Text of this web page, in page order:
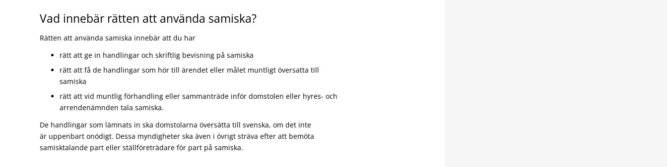
Vad innebär rätten att använda samiska?
Rätten att använda samiska innebär att du har
rätt att ge in handlingar och skriftlig bevisning på samiska
rätt att få de handlingar som hör till ärendet eller målet muntligt översatta till
samiska
rätt att vid muntlig förhandling eller sammanträde inför domstolen eller hyres- och
arrendenämnden tala samiska.
De handlingar som lämnats in ska domstolarna översätta till svenska, om det inte
är uppenbart onödigt. Dessa myndigheter ska även i övrigt sträva efter att bemöta
samisktalande part eller ställföreträdare för part på samiska.